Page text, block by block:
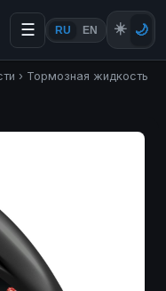
☰ RU EN ☀️ 🌙
› Тормозная жидкость